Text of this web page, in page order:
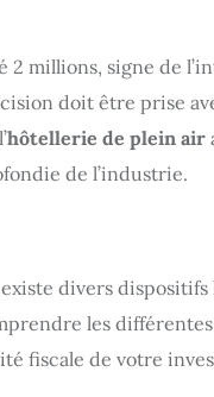
2 millions, signe de
doit être prise
hôtellerie de plein air
de l’industrie.
divers dispositifs
les
fiscale de votre